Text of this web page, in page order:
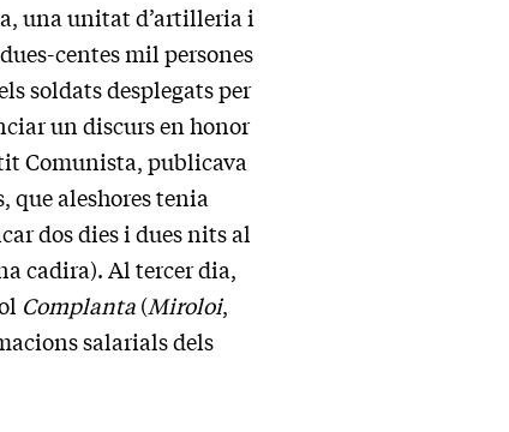
una unitat d’artilleria i
centes mil persones
soldats desplegats per
un discurs en honor
Comunista, publicava
que aleshores tenia
dos dies i dues nits al
cadira). Al tercer dia,
Complanta(Miroloi,
salarials dels